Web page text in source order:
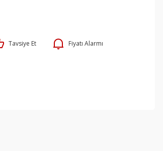
Tavsiye Et Fiyatı Alarmı